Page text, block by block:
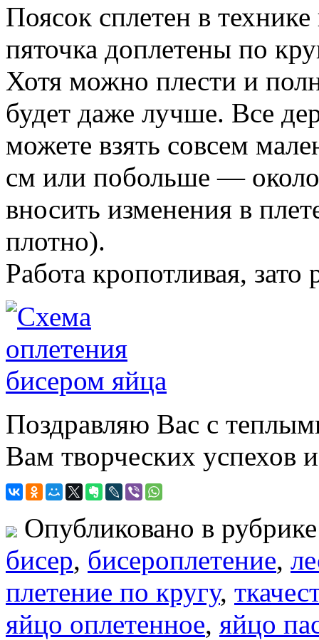
Поясок сплетен в
пяточка доплетены по
Хотя можно плести и
будет даже лучше. Все
можете взять совсем
см или побольше —
вносить изменения в
плотно).
Работа кропотливая, зато
Поздравляю Вас с
Вам творческих успехов
Опубликовано в
бисер, бисероплетение,
плетение по кругу,
яйцо оплетенное, яйцо